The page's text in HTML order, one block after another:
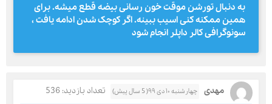
به دنبال تورشن موقت خون رسانی بیضه قطع میشه. برای
همین ممکنه کنی اسیب ببینه. اگر کوچک شدن ادامه یافت ،
سونوگرافی کالر داپلر انجام شود
مهدی چهارشنبه ۱۰ دی ۹۹( 5 سال پیش)
تعداد بازدید: 536